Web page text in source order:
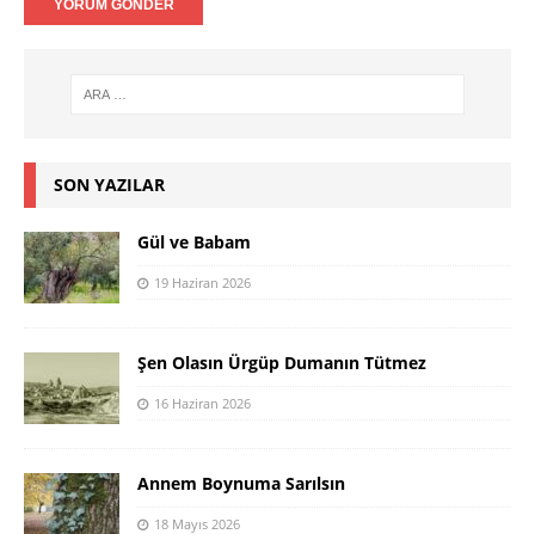
SON YAZILAR
Gül ve Babam
19 Haziran 2026
Şen Olasın Ürgüp Dumanın Tütmez
16 Haziran 2026
Annem Boynuma Sarılsın
18 Mayıs 2026